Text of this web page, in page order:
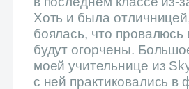
я с Pre-Intermediate (A2)
на Upper Intermediate (B2).
у меня богатый словарный
я часто путешествую и
с друзьями из Лондона на